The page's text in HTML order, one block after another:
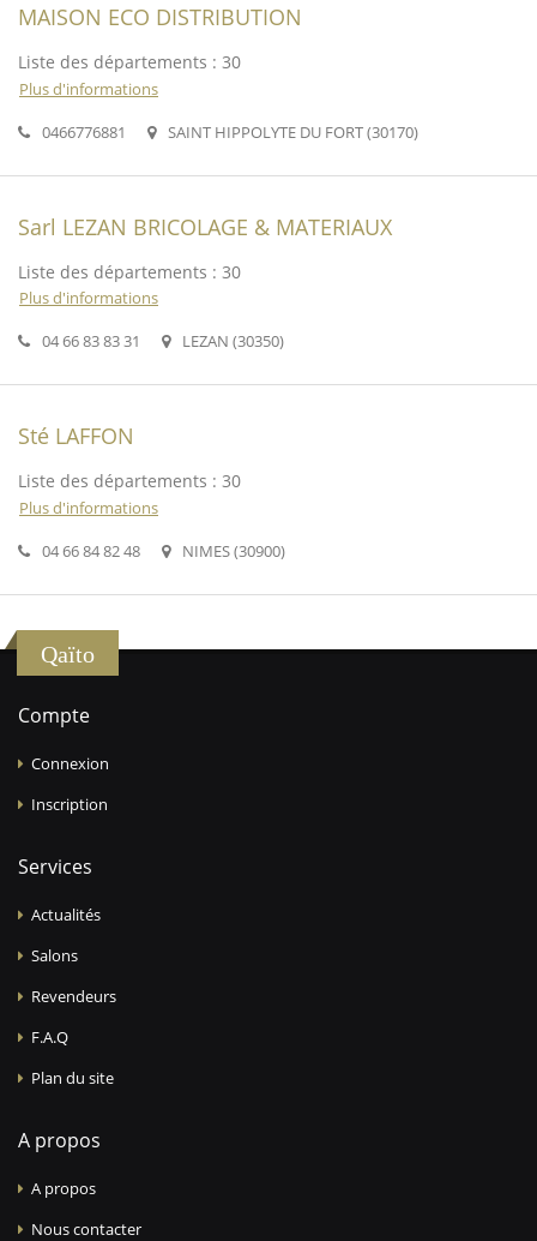
MAISON ECO DISTRIBUTION
Liste des départements : 30
Plus d'informations
0466776881
SAINT HIPPOLYTE DU FORT (30170)
Sarl LEZAN BRICOLAGE & MATERIAUX
Liste des départements : 30
Plus d'informations
04 66 83 83 31
LEZAN (30350)
Sté LAFFON
Liste des départements : 30
Plus d'informations
04 66 84 82 48
NIMES (30900)
Qaïto
Compte
Connexion
Inscription
Services
Actualités
Salons
Revendeurs
F.A.Q
Plan du site
A propos
A propos
Nous contacter